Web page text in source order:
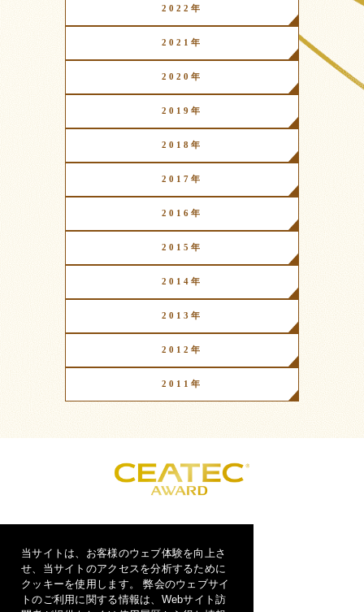
当サイトは、お客様のウェブ体験を向上さ
せ、当サイトのアクセスを分析するために
クッキーを使用します。 弊会のウェブサイ
トのご利用に関する情報は、Webサイト訪
2022年
2021年
2020年
2019年
2018年
2017年
2016年
2015年
2014年
2013年
2012年
2011年
応募手順
表彰の種類